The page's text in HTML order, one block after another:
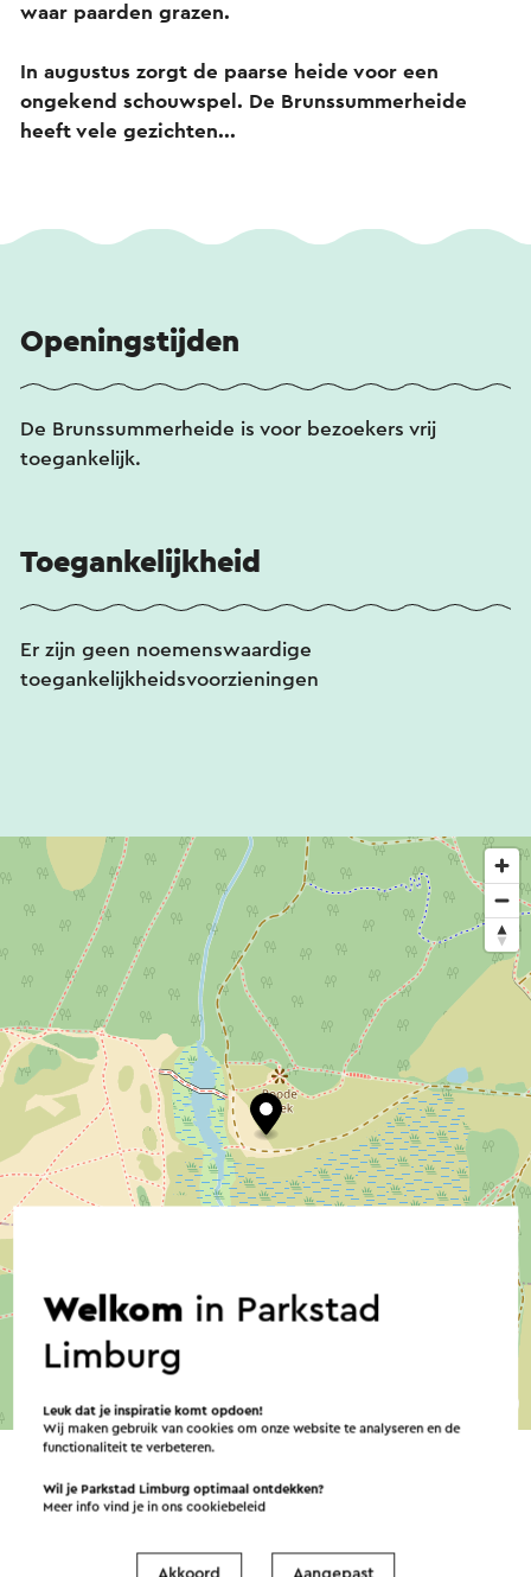
waar paarden grazen.
In augustus zorgt de paarse heide voor een
ongekend schouwspel. De Brunssummerheide
heeft vele gezichten...
Openingstijden
De Brunssummerheide is voor bezoekers vrij
toegankelijk.
Toegankelijkheid
Er zijn geen noemenswaardige
toegankelijkheidsvoorzieningen
→ Plan je route
Welkom in Parkstad
Limburg
Leuk dat je inspiratie komt opdoen!
Wij maken gebruik van cookies om onze website te analyseren en de
functionaliteit te verbeteren.
Wil je Parkstad Limburg optimaal ontdekken?
Meer info vind je in onscookiebeleid